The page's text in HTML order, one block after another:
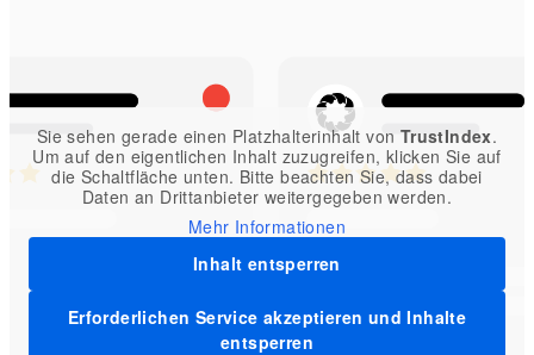
Sie sehen gerade einen Platzhalterinhalt von TrustIndex.
Um auf den eigentlichen Inhalt zuzugreifen, klicken Sie auf
die Schaltfläche unten. Bitte beachten Sie, dass dabei
Daten an Drittanbieter weitergegeben werden.
Mehr Informationen
Inhalt entsperren
Erforderlichen Service akzeptieren und Inhalte
entsperren